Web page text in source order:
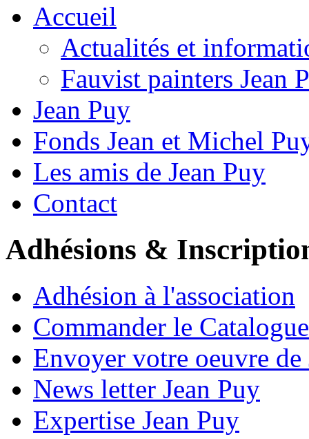
Accueil
Actualités et
Fauvist painters Jean
Jean Puy
Fonds Jean et Michel
Les amis de Jean Puy
Contact
Adhésions &
Adhésion à l'association
Commander le
Envoyer votre oeuvre de
News letter Jean Puy
Expertise Jean Puy